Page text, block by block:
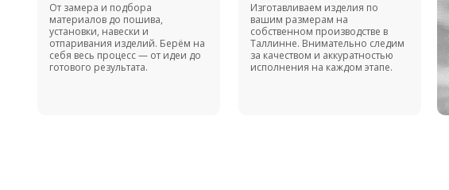
Изготавливаем изделия по
вашим размерам на
собственном производстве в
Таллинне. Внимательно следим
за качеством и аккуратностью
исполнения на каждом этапе.
От замера и подбора
материалов до пошива,
установки, навески и
отпаривания изделий. Берём на
себя весь процесс — от идеи до
готового результата.